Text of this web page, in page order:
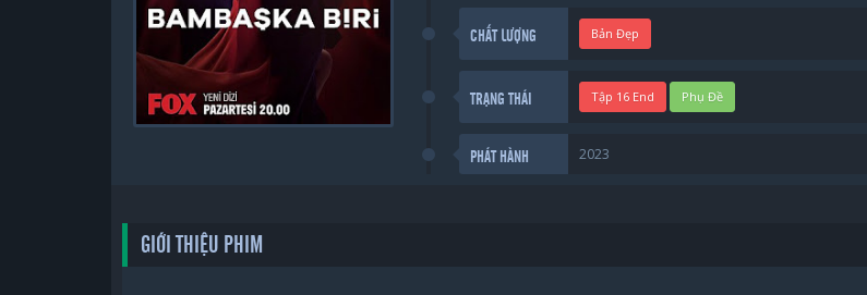
CHẤT LƯỢNG Bản Đẹp
TRẠNG THÁI Tập 16 End Phụ Đề
PHÁT HÀNH 2023
GIỚI THIỆU PHIM